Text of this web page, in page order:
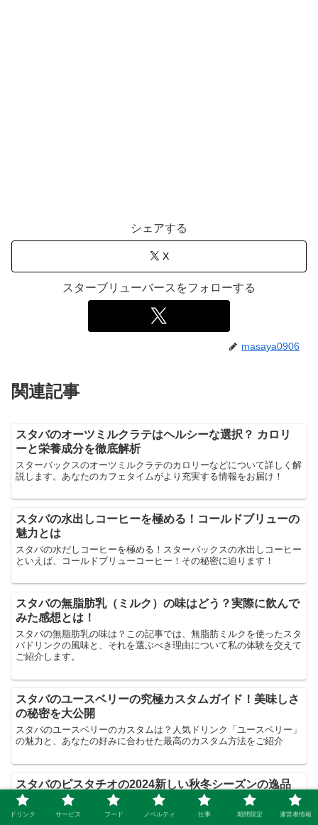
シェアする
X
スターブリューバースをフォローする
masaya0906
関連記事
スタバのオーツミルクラテはヘルシーな選択？ カロリ
ーと栄養成分を徹底解析
スターバックスのオーツミルクラテのカロリーなどについて詳しく解
説します。あなたのカフェタイムがより充実する情報をお届け！
スタバの水出しコーヒーを極める！コールドブリューの
魅力とは
スタバの水だしコーヒーを極める！スターバックスの水出しコーヒー
といえば、コールドブリューコーヒー！その秘密に迫ります！
スタバの無脂肪乳（ミルク）の味はどう？実際に飲んで
みた感想とは！
スタバの無脂肪乳の味は？この記事では、無脂肪ミルクを使ったスタ
バドリンクの風味と、それを選ぶべき理由について私の体験を交えて
ご紹介します。
スタバのユースベリーの究極カスタムガイド！美味しさ
の秘密を大公開
スタバのユースベリーのカスタムは？人気ドリンク「ユースベリー」
の魅力と、あなたの好みに合わせた最高のカスタム方法をご紹介
スタバのピスタチオの2024新しい秋冬シーズンの逸品
予想
スタバのピスタチオで2024年のフレーバーの新作を予想！2023年の
ドリンク サービス フード ノベルティ 仕事 期間限定 運営者情報